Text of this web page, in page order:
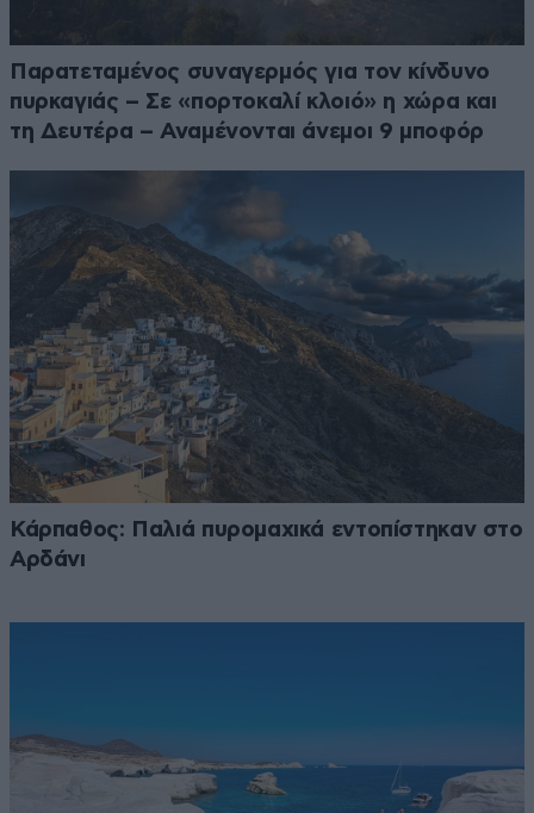
Παρατεταμένος συναγερμός για τον κίνδυνο
πυρκαγιάς – Σε «πορτοκαλί κλοιό» η χώρα και
τη Δευτέρα – Αναμένονται άνεμοι 9 μποφόρ
Κάρπαθος: Παλιά πυρομαχικά εντοπίστηκαν στο
Αρδάνι